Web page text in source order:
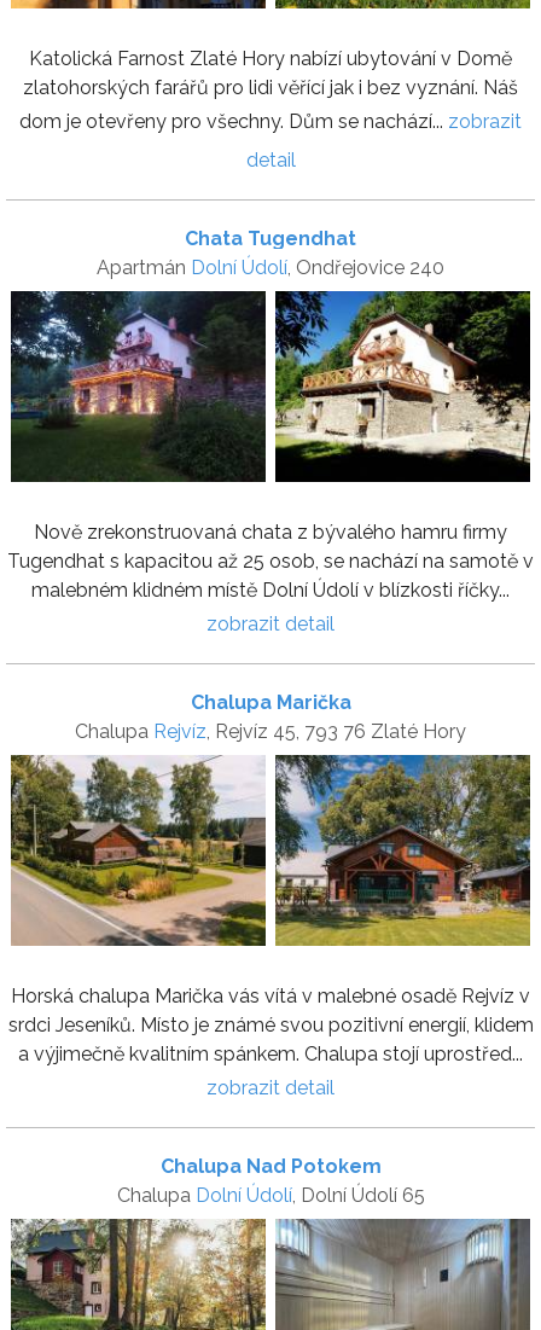
Katolická Farnost Zlaté Hory nabízí ubytování v Domě
zlatohorských farářů pro lidi věřící jak i bez vyznání. Náš
dom je otevřeny pro všechny. Dům se nachází... zobrazit
detail
Chata Tugendhat
Apartmán Dolní Údolí, Ondřejovice 240
Nově zrekonstruovaná chata z bývalého hamru firmy
Tugendhat s kapacitou až 25 osob, se nachází na samotě v
malebném klidném místě Dolní Údolí v blízkosti říčky...
zobrazit detail
Chalupa Marička
Chalupa Rejvíz, Rejvíz 45, 793 76 Zlaté Hory
Horská chalupa Marička vás vítá v malebné osadě Rejvíz v
srdci Jeseníků. Místo je známé svou pozitivní energií, klidem
a výjimečně kvalitním spánkem. Chalupa stojí uprostřed...
zobrazit detail
Chalupa Nad Potokem
Chalupa Dolní Údolí, Dolní Údolí 65